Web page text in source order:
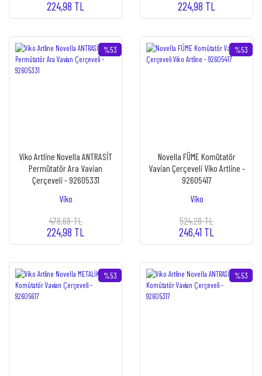
224,98 TL 224,98 TL
%53
Viko Artline Novella ANTRASİT
Permütatör Ara Vavian
Çerçeveli - 92605331
Viko
478,68 TL
224,98 TL
%53
Novella FÜME Komütatör
Vavian Çerçeveli Viko Artline -
92605417
Viko
524,28 TL
246,41 TL
%53 %53